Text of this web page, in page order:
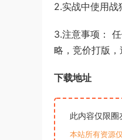
2.实战中使用战
3.注意事项：
略，竞价打版
下载地址
此内容仅限圈
本站所有资源